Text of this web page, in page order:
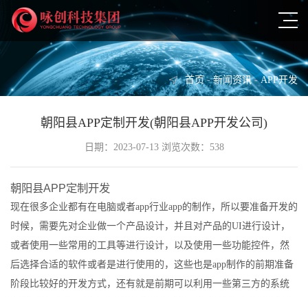
首页 - 新闻资讯 - APP开发
朝阳县APP定制开发(朝阳县APP开发公司)
日期：2023-07-13 浏览次数：538
朝阳县APP定制开发
现在很多企业都有在电脑或者app行业app的制作，所以要准备开发的
时候，需要先对企业做一个产品设计，并且对产品的UI进行设计，
或者使用一些常用的工具等进行设计，以及使用一些功能控件，然
后选择合适的软件或者是进行使用的，这些也是app制作的前期准备
阶段比较好的开发方式，还有就是前期可以利用一些第三方的系统